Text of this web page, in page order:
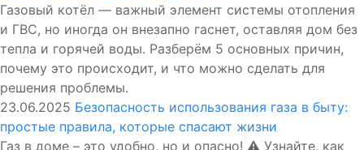
Газовый котёл — важный элемент системы отопления
и ГВС, но иногда он внезапно гаснет, оставляя дом без
тепла и горячей воды. Разберём 5 основных причин,
почему это происходит, и что можно сделать для
решения проблемы.
23.06.2025 Безопасность использования газа в быту:
простые правила, которые спасают жизни
Газ в доме – это удобно, но и опасно! ⚠️ Узнайте, как